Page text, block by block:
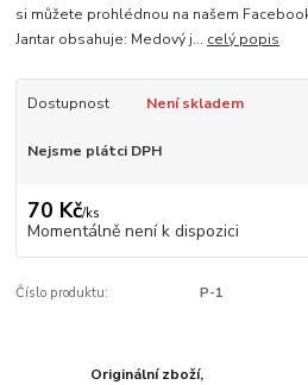
si můžete prohlédnou na našem
Jantar obsahuje: Medový j... celý popis
Dostupnost Není skladem
Nejsme plátci DPH
70 Kč/ks
Momentálně není k dispozici
Číslo produktu: P-1
Originální zboží,